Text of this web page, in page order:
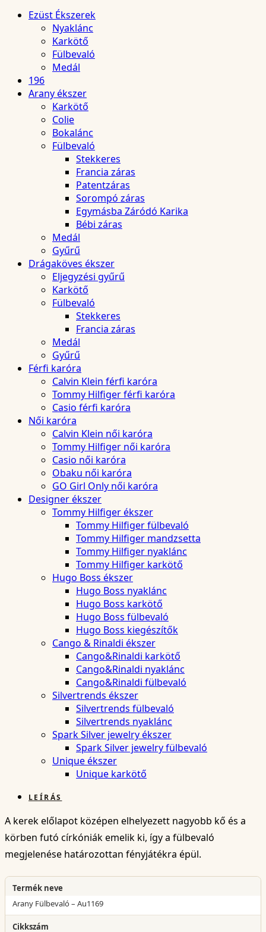
Ezüst Ékszerek
Nyaklánc
Karkötő
Fülbevaló
Medál
196
Arany ékszer
Karkötő
Colie
Bokalánc
Fülbevaló
Stekkeres
Francia záras
Patentzáras
Sorompó záras
Egymásba Záródó Karika
Bébi záras
Medál
Gyűrű
Drágaköves ékszer
Eljegyzési gyűrű
Karkötő
Fülbevaló
Stekkeres
Francia záras
Medál
Gyűrű
Férfi karóra
Calvin Klein férfi karóra
Tommy Hilfiger férfi karóra
Casio férfi karóra
Női karóra
Calvin Klein női karóra
Tommy Hilfiger női karóra
Casio női karóra
Obaku női karóra
GO Girl Only női karóra
Designer ékszer
Tommy Hilfiger ékszer
Tommy Hilfiger fülbevaló
Tommy Hilfiger mandzsetta
Tommy Hilfiger nyaklánc
Tommy Hilfiger karkötő
Hugo Boss ékszer
Hugo Boss nyaklánc
Hugo Boss karkötő
Hugo Boss fülbevaló
Hugo Boss kiegészítők
Cango & Rinaldi ékszer
Cango&Rinaldi karkötő
Cango&Rinaldi nyaklánc
Cango&Rinaldi fülbevaló
Silvertrends ékszer
Silvertrends fülbevaló
Silvertrends nyaklánc
Spark Silver jewelry ékszer
Spark Silver jewelry fülbevaló
Unique ékszer
Unique karkötő
LEÍRÁS
A kerek előlapot középen elhelyezett nagyobb kő és a
körben futó církóniák emelik ki, így a fülbevaló
megjelenése határozottan fényjátékra épül.
Termék neve
Arany Fülbevaló – Au1169
Cikkszám